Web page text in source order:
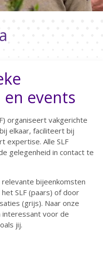
events
organiseert vakgerichte
elkaar, faciliteert bij
expertise. Alle SLF
gelegenheid in contact te
bijeenkomsten
SLF (paars) of door
(grijs). Naar onze
interessant voor de
jij.